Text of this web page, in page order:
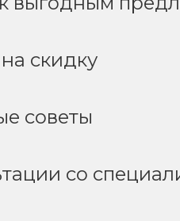
скидку
советы
со